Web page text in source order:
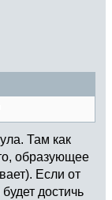
Там как
образующее
Если от
достичь